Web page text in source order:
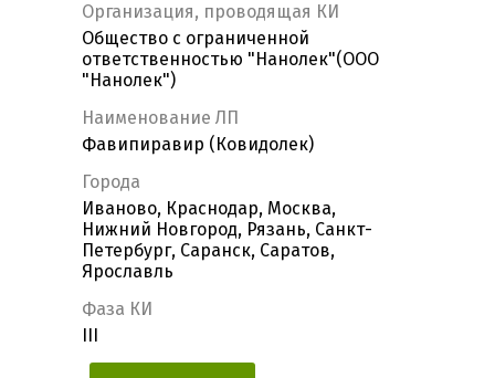
Организация, проводящая КИ
Общество с ограниченной
ответственностью "Нанолек"(ООО
"Нанолек")
Наименование ЛП
Фавипиравир (Ковидолек)
Города
Иваново, Краснодар, Москва,
Нижний Новгород, Рязань, Санкт-
Петербург, Саранск, Саратов,
Ярославль
Фаза КИ